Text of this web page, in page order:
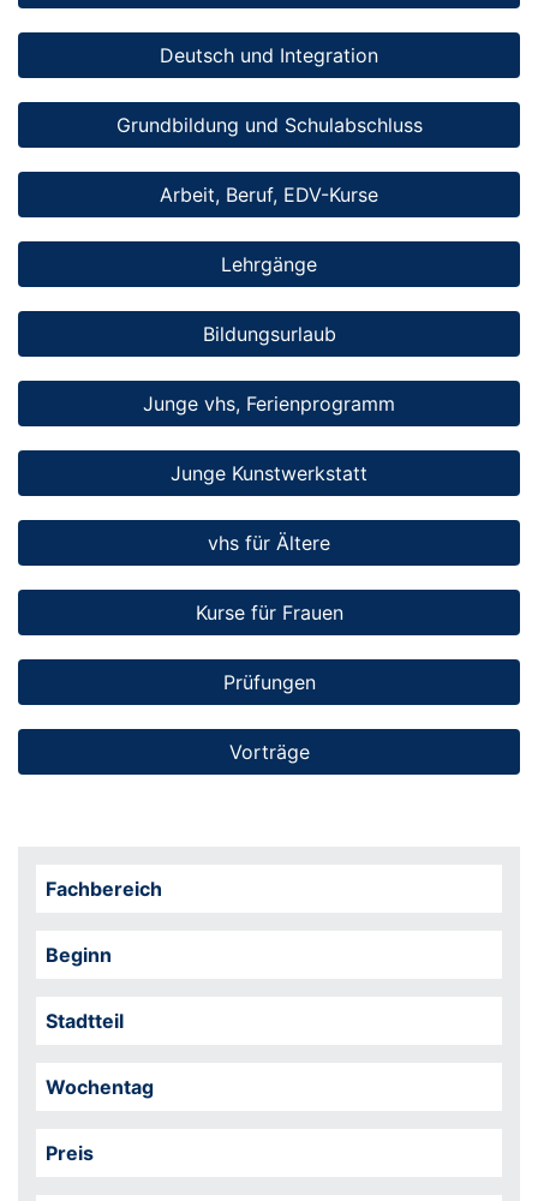
Deutsch und Integration
Grundbildung und Schulabschluss
Arbeit, Beruf, EDV-Kurse
Lehrgänge
Bildungsurlaub
Junge vhs, Ferienprogramm
Junge Kunstwerkstatt
vhs für Ältere
Kurse für Frauen
Prüfungen
Vorträge
Fachbereich
Beginn
Stadtteil
Wochentag
Preis